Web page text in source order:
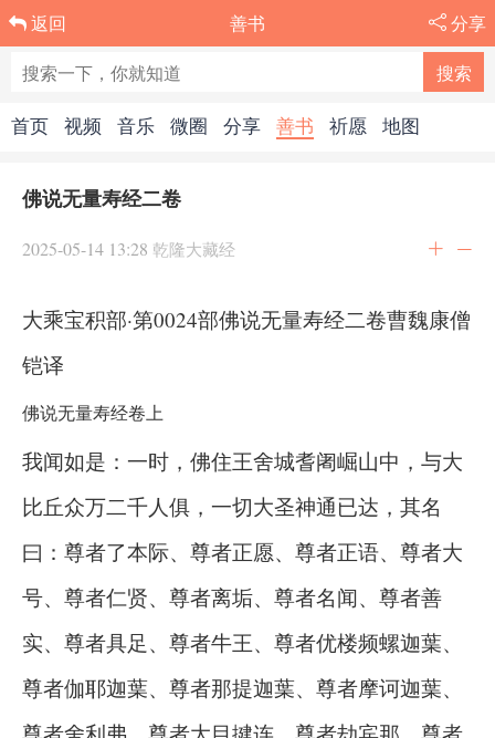
返回 善书 分享
首页 视频 音乐 微圈 分享 善书 祈愿 地图
佛说无量寿经二卷
2025-05-14 13:28 乾隆大藏经
大乘宝积部·第0024部佛说无量寿经二卷曹魏康僧
铠译
佛说无量寿经卷上
我闻如是：一时，佛住王舍城耆阇崛山中，与大
比丘众万二千人俱，一切大圣神通已达，其名
曰：尊者了本际、尊者正愿、尊者正语、尊者大
号、尊者仁贤、尊者离垢、尊者名闻、尊者善
实、尊者具足、尊者牛王、尊者优楼频螺迦葉、
尊者伽耶迦葉、尊者那提迦葉、尊者摩诃迦葉、